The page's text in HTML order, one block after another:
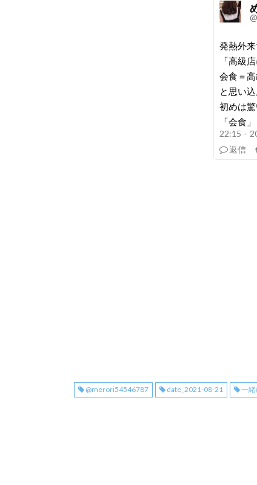
発熱外
「高級
会食＝
と思い
初めは
「会食
22:15 –
返信
@merori54546787 date_2021-08-21 一緒